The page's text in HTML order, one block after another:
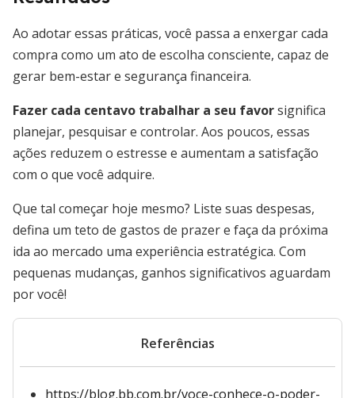
Ao adotar essas práticas, você passa a enxergar cada
compra como um ato de escolha consciente, capaz de
gerar bem-estar e segurança financeira.
Fazer cada centavo trabalhar a seu favorsignifica
planejar, pesquisar e controlar. Aos poucos, essas
ações reduzem o estresse e aumentam a satisfação
com o que você adquire.
Que tal começar hoje mesmo? Liste suas despesas,
defina um teto de gastos de prazer e faça da próxima
ida ao mercado uma experiência estratégica. Com
pequenas mudanças, ganhos significativos aguardam
por você!
Referências
https://blog.bb.com.br/voce-conhece-o-poder-